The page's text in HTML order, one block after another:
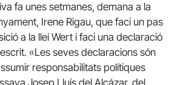
fa unes setmanes, demana a la
Irene Rigau, que faci un pas
a la llei Wert i faci una declaració
«Les seves declaracions són
responsabilitats polítiques
Josep Lluís del Alcázar, del